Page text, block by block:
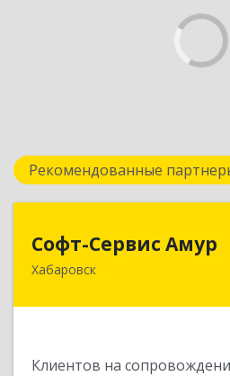
Рекомендованные
Софт-Сервис Амур
Хабаровск
Клиентов на
680000,